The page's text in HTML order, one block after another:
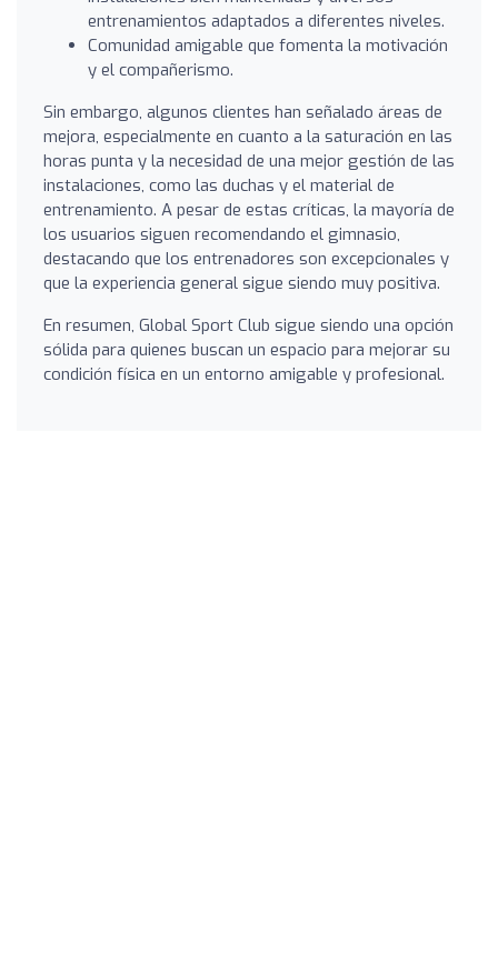
entrenamientos adaptados a diferentes niveles.
Comunidad amigable que fomenta la motivación
y el compañerismo.
Sin embargo, algunos clientes han señalado áreas de
mejora, especialmente en cuanto a la saturación en las
horas punta y la necesidad de una mejor gestión de las
instalaciones, como las duchas y el material de
entrenamiento. A pesar de estas críticas, la mayoría de
los usuarios siguen recomendando el gimnasio,
destacando que los entrenadores son excepcionales y
que la experiencia general sigue siendo muy positiva.
En resumen, Global Sport Club sigue siendo una opción
sólida para quienes buscan un espacio para mejorar su
condición física en un entorno amigable y profesional.